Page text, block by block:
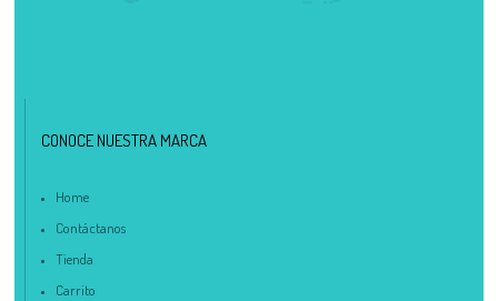
CONOCE NUESTRA MARCA
Home
Contáctanos
Tienda
Carrito